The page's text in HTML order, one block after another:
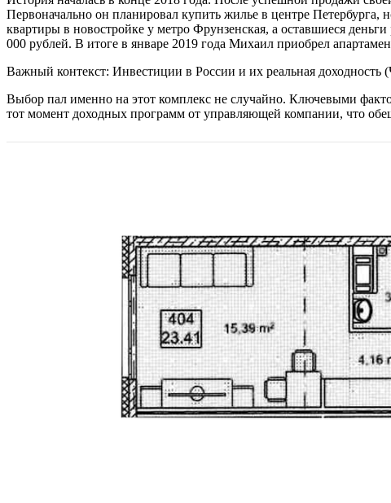
Первоначально он планировал купить жилье в центре Петербурга,
квартиры в новостройке у метро Фрунзенская, а оставшиеся
000 рублей. В итоге в январе 2019 года Михаил приобрел
Важный контекст: Инвестиции в России и их реальная доходность
Выбор пал именно на этот комплекс не случайно. Ключевыми
тот момент доходных программ от управляющей компании, что